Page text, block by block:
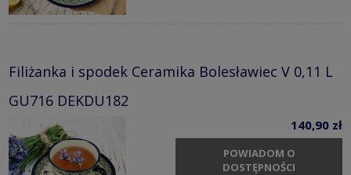
Filiżanka i spodek Ceramika Bolesławiec V 0,11 L
GU716 DEKDU182
140,90 zł
POWIADOM O
DOSTĘPNOŚCI